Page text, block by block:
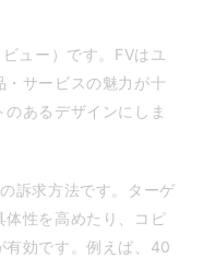
ュー）です。FVはユ
サービスの魅力が十
あるデザインにしま
訴求方法です。ターゲ
体性を高めたり、コピ
有効です。例えば、40